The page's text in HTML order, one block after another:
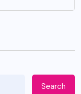
Search